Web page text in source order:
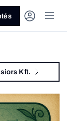
Kft.